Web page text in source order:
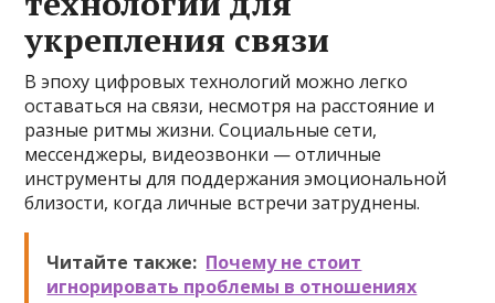
укрепления связи
В эпоху цифровых технологий можно легко
оставаться на связи, несмотря на расстояние и
разные ритмы жизни. Социальные сети,
мессенджеры, видеозвонки — отличные
инструменты для поддержания эмоциональной
близости, когда личные встречи затруднены.
Читайте также: Почему не стоит
игнорировать проблемы в отношениях